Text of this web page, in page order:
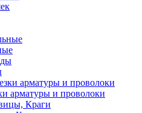
арматуры и проволоки